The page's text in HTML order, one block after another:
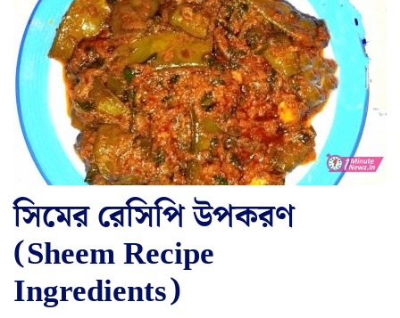
সিমের রেসিপি উপকরণ
(Sheem Recipe
Ingredients)